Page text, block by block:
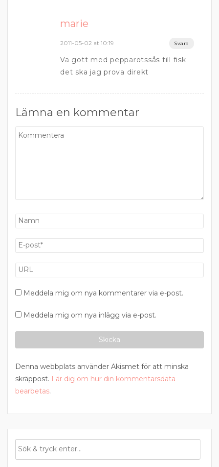
marie
2011-05-02 at 10:19 Svara
Va gott med pepparotssås till fisk
det ska jag prova direkt
Lämna en kommentar
Meddela mig om nya kommentarer via e-post.
Meddela mig om nya inlägg via e-post.
Denna webbplats använder Akismet för att minska
skräppost. Lär dig om hur din kommentarsdata
bearbetas.